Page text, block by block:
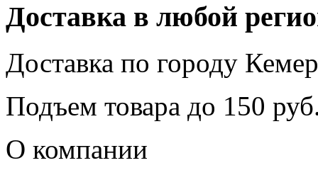
Доставка в любой
Доставка по городу
Подъем товара до 150
О компании